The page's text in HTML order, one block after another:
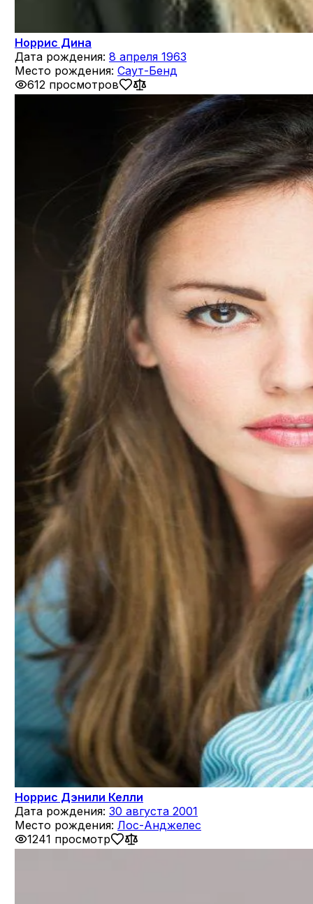
Норрис Дина
Дата рождения: 8 апреля 1963
Место рождения: Саут-Бенд
612 просмотров
Норрис Дэнили Келли
Дата рождения: 30 августа 2001
Место рождения: Лос-Анджелес
1241 просмотр